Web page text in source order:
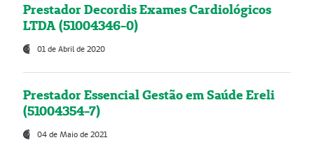
Prestador Decordis Exames Cardiológicos
LTDA (51004346-0)
01 de Abril de 2020
Prestador Essencial Gestão em Saúde Ereli
(51004354-7)
04 de Maio de 2021